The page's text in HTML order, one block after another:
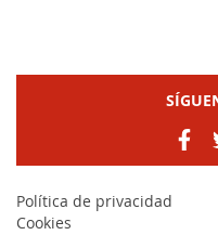
Política de privacidad
Cookies